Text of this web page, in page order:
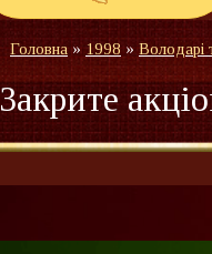
Головна» 1998 » Володарі
Закрите